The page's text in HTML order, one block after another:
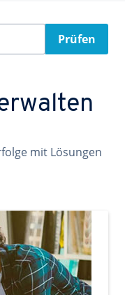
Prüfen
mit Lösungen